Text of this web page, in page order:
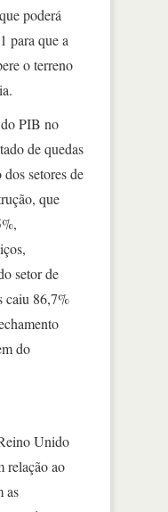
poderá
para que a
o terreno
PIB no
de quedas
setores de
que
setor de
caiu 86,7%
do
Unido
relação ao
as